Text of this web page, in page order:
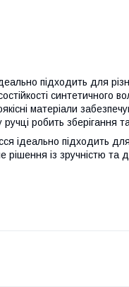
підходить для
синтетичного
матеріали
ручці робить
ідеально підходить
із зручністю та